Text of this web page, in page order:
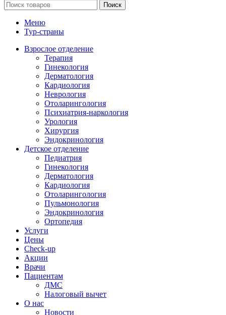
Поиск
Меню
Тур-страны
Взрослое отделение
Терапия
Гинекология
Дерматология
Кардиология
Неврология
Отоларингология
Психиатрия-наркология
Урология
Хирургия
Эндокринология
Детское отделение
Педиатрия
Гинекология
Дерматология
Кардиология
Отоларингология
Пульмонология
Эндокринология
Ортопедия
Услуги
Цены
Check-up
Акции
Врачи
Пациентам
ДМС
Налоговый вычет
О нас
Новости